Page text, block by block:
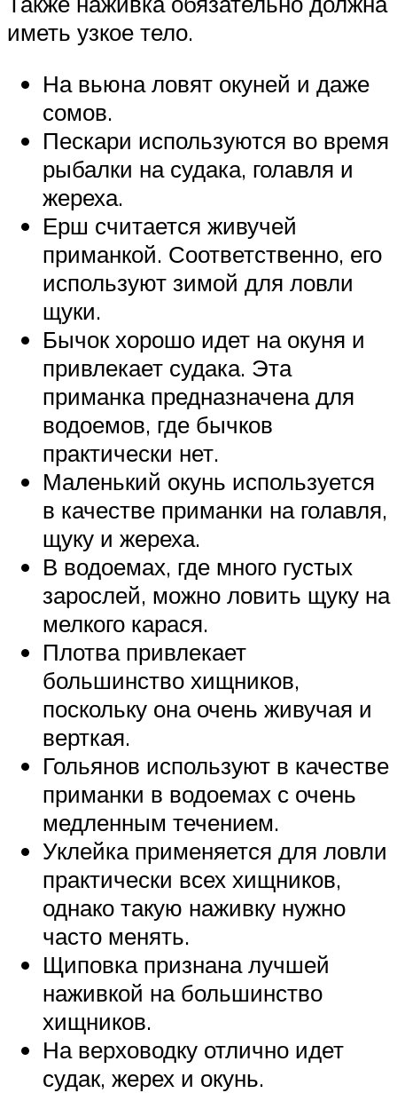
иметь узкое тело.
На вьюна ловят окуней и даже
сомов.
Пескари используются во время
рыбалки на судака, голавля и
жереха.
Ерш считается живучей
приманкой. Соответственно, его
используют зимой для ловли
щуки.
Бычок хорошо идет на окуня и
привлекает судака. Эта
приманка предназначена для
водоемов, где бычков
практически нет.
Маленький окунь используется
в качестве приманки на голавля,
щуку и жереха.
В водоемах, где много густых
зарослей, можно ловить щуку на
мелкого карася.
Плотва привлекает
большинство хищников,
поскольку она очень живучая и
верткая.
Гольянов используют в качестве
приманки в водоемах с очень
медленным течением.
Уклейка применяется для ловли
практически всех хищников,
однако такую наживку нужно
часто менять.
Щиповка признана лучшей
наживкой на большинство
хищников.
На верховодку отлично идет
судак, жерех и окунь.